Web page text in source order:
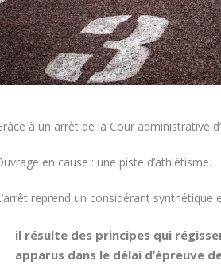
à un arrêt de la Cour administrative
en cause : une piste d’athlétisme.
reprend un considérant synthétique
il résulte des principes qui
apparus dans le délai d’épreuve